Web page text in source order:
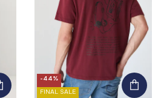
-44%
FINAL SALE